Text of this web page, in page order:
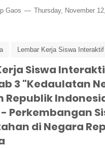
Gaos
Thursday, November
Lembar Kerja Siswa Interaktif
PPKn PPKn Kelas 9 Bab
Siswa
3 "Kedaulatan
Republik
Perkembangan
di Negara